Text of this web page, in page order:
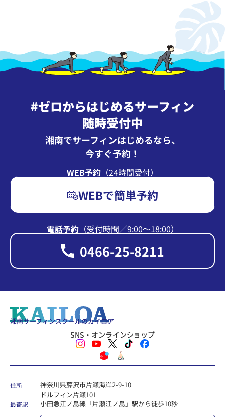
#ゼロからはじめるサーフィン
随時受付中
湘南でサーフィンはじめるなら、
今すぐ予約！
電話予約（受付時間∕9:00〜18:00）
0466-25-8211
WEB予約 （24時間受付）
WEBで簡単予約
湘南サーフィンスクールのカイロア
SNS・オンラインショップ
住所
神奈川県藤沢市片瀬海岸2-9-10
ドルフィン片瀬101
最寄駅 小田急江ノ島線「片瀬江ノ島」駅から徒歩10秒